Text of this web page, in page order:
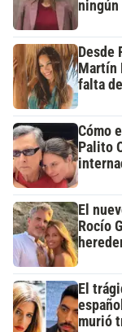
ningún
Desde
Martín
falta
Cómo
Palito
El
Rocío
El
murió